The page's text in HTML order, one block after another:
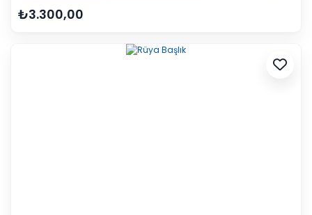
₺3.300,00